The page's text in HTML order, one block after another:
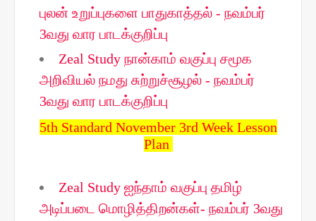
புலன் உறுப்புகளை பாதுகாத்தல் - நவம்பர்
3வது வார பாடக்குறிப்பு
Zeal Study நான்காம் வகுப்பு சமூக
அறிவியல் நமது சுற்றுச்சூழல் - நவம்பர்
3வது வார பாடக்குறிப்பு
5th Standard November 3rd Week Lesson
Plan
Zeal Study ஐந்தாம் வகுப்பு தமிழ்
அடிப்படை மொழித்திறன்கள்- நவம்பர் 3வது